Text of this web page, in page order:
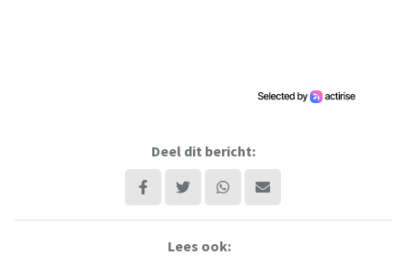
Deel dit bericht:
Lees ook: